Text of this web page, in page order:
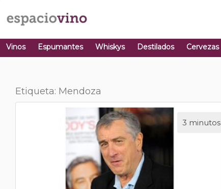
Vinos Espumantes Whiskys Destilados Cervezas
Etiqueta: Mendoza
3 minutos